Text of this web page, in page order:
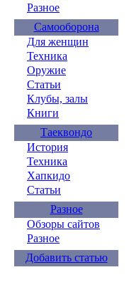
Разное
Самооборона
Для женщин
Техника
Оружие
Статьи
Клубы, залы
Книги
Таеквондо
История
Техника
Хапкидо
Статьи
Разное
Обзоры сайтов
Разное
Добавить статью